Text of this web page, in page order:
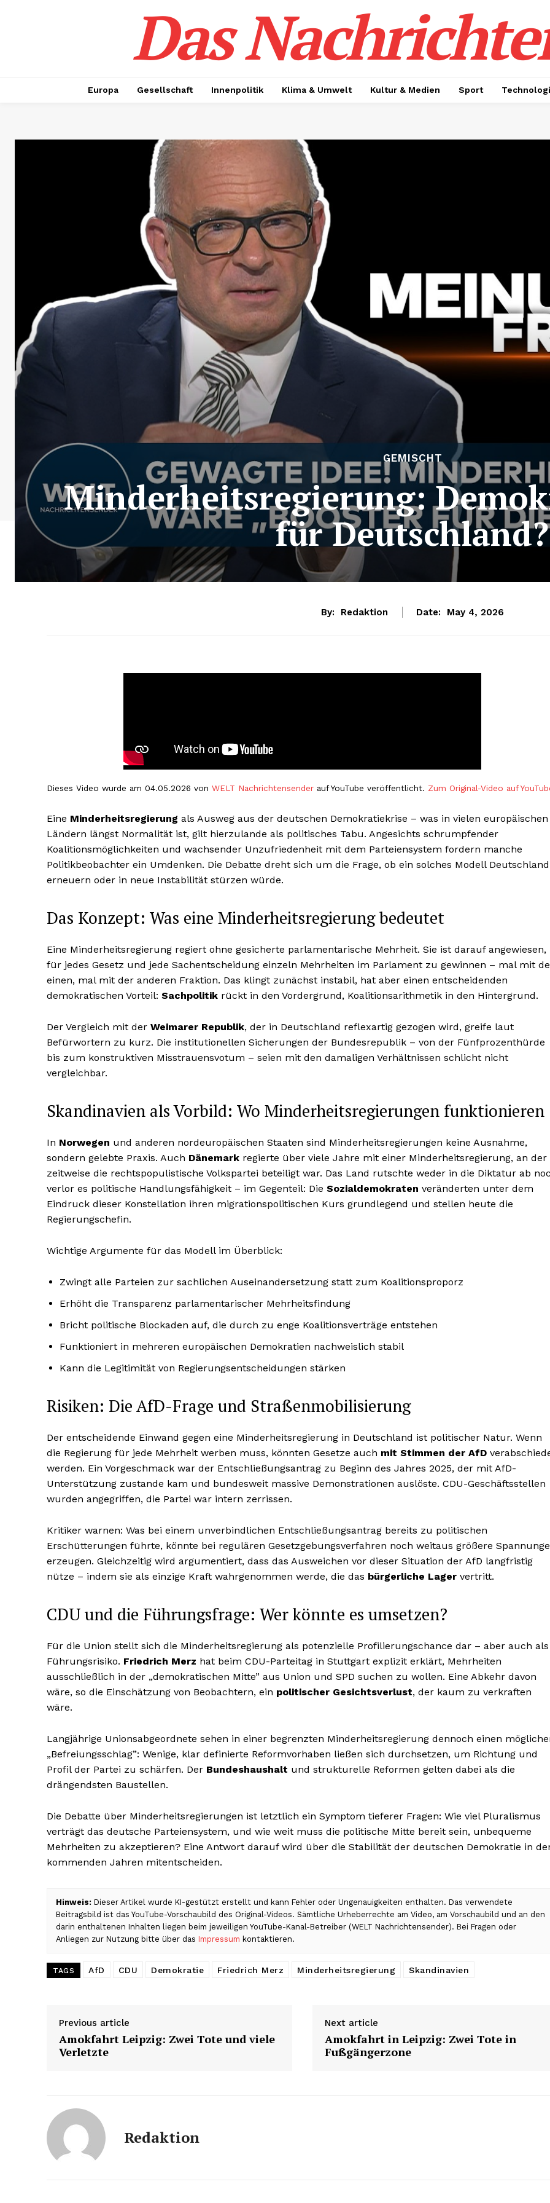
Das
Europa Gesellschaft Innenpolitik Klima & Umwelt Kultur & Medien Sport
GEMISCHT
Minderheitsregierung:
für Deutschland?
By: Redaktion Date: May 4, 2026
Dieses Video wurde am 04.05.2026 von WELT Nachrichtensender auf YouTube veröffentlicht. Zum Original-Video auf
Eine Minderheitsregierung als Ausweg aus der deutschen Demokratiekrise – was in vielen europäischen
Ländern längst Normalität ist, gilt hierzulande als politisches Tabu. Angesichts schrumpfender
Koalitionsmöglichkeiten und wachsender Unzufriedenheit mit dem Parteiensystem fordern manche
Politikbeobachter ein Umdenken. Die Debatte dreht sich um die Frage, ob ein solches Modell Deutschland
erneuern oder in neue Instabilität stürzen würde.
Das Konzept: Was eine Minderheitsregierung bedeutet
Eine Minderheitsregierung regiert ohne gesicherte parlamentarische Mehrheit. Sie ist darauf angewiesen,
für jedes Gesetz und jede Sachentscheidung einzeln Mehrheiten im Parlament zu gewinnen – mal mit
einen, mal mit der anderen Fraktion. Das klingt zunächst instabil, hat aber einen entscheidenden
demokratischen Vorteil: Sachpolitik rückt in den Vordergrund, Koalitionsarithmetik in den Hintergrund.
Der Vergleich mit der Weimarer Republik, der in Deutschland reflexartig gezogen wird, greife laut
Befürwortern zu kurz. Die institutionellen Sicherungen der Bundesrepublik – von der Fünfprozenthürde
bis zum konstruktiven Misstrauensvotum – seien mit den damaligen Verhältnissen schlicht nicht
vergleichbar.
Skandinavien als Vorbild: Wo Minderheitsregierungen funktionieren
In Norwegen und anderen nordeuropäischen Staaten sind Minderheitsregierungen keine Ausnahme,
sondern gelebte Praxis. Auch Dänemark regierte über viele Jahre mit einer Minderheitsregierung, an der
zeitweise die rechtspopulistische Volkspartei beteiligt war. Das Land rutschte weder in die Diktatur ab
verlor es politische Handlungsfähigkeit – im Gegenteil: Die Sozialdemokraten veränderten unter dem
Eindruck dieser Konstellation ihren migrationspolitischen Kurs grundlegend und stellen heute die
Regierungschefin.
Wichtige Argumente für das Modell im Überblick:
Zwingt alle Parteien zur sachlichen Auseinandersetzung statt zum Koalitionsproporz
Erhöht die Transparenz parlamentarischer Mehrheitsfindung
Bricht politische Blockaden auf, die durch zu enge Koalitionsverträge entstehen
Funktioniert in mehreren europäischen Demokratien nachweislich stabil
Kann die Legitimität von Regierungsentscheidungen stärken
Risiken: Die AfD-Frage und Straßenmobilisierung
Der entscheidende Einwand gegen eine Minderheitsregierung in Deutschland ist politischer Natur. Wenn
die Regierung für jede Mehrheit werben muss, könnten Gesetze auch mit Stimmen der AfD
werden. Ein Vorgeschmack war der Entschließungsantrag zu Beginn des Jahres 2025, der mit AfD-
Unterstützung zustande kam und bundesweit massive Demonstrationen auslöste. CDU-Geschäftsstellen
wurden angegriffen, die Partei war intern zerrissen.
Kritiker warnen: Was bei einem unverbindlichen Entschließungsantrag bereits zu politischen
Erschütterungen führte, könnte bei regulären Gesetzgebungsverfahren noch weitaus größere
erzeugen. Gleichzeitig wird argumentiert, dass das Ausweichen vor dieser Situation der AfD langfristig
nütze – indem sie als einzige Kraft wahrgenommen werde, die das bürgerliche Lager vertritt.
CDU und die Führungsfrage: Wer könnte es umsetzen?
Für die Union stellt sich die Minderheitsregierung als potenzielle Profilierungschance dar – aber auch als
Führungsrisiko. Friedrich Merz hat beim CDU-Parteitag in Stuttgart explizit erklärt, Mehrheiten
ausschließlich in der „demokratischen Mitte” aus Union und SPD suchen zu wollen. Eine Abkehr davon
wäre, so die Einschätzung von Beobachtern, ein politischer Gesichtsverlust, der kaum zu verkraften
wäre.
Langjährige Unionsabgeordnete sehen in einer begrenzten Minderheitsregierung dennoch einen
„Befreiungsschlag”: Wenige, klar definierte Reformvorhaben ließen sich durchsetzen, um Richtung und
Profil der Partei zu schärfen. Der Bundeshaushalt und strukturelle Reformen gelten dabei als die
drängendsten Baustellen.
Die Debatte über Minderheitsregierungen ist letztlich ein Symptom tieferer Fragen: Wie viel Pluralismus
verträgt das deutsche Parteiensystem, und wie weit muss die politische Mitte bereit sein, unbequeme
Mehrheiten zu akzeptieren? Eine Antwort darauf wird über die Stabilität der deutschen Demokratie in
kommenden Jahren mitentscheiden.
Hinweis: Dieser Artikel wurde KI-gestützt erstellt und kann Fehler oder Ungenauigkeiten enthalten. Das verwendete
Beitragsbild ist das YouTube-Vorschaubild des Original-Videos. Sämtliche Urheberrechte am Video, am Vorschaubild und an den
darin enthaltenen Inhalten liegen beim jeweiligen YouTube-Kanal-Betreiber (WELT Nachrichtensender). Bei Fragen oder
Anliegen zur Nutzung bitte über das Impressum kontaktieren.
TAGS AfD CDU Demokratie Friedrich Merz Minderheitsregierung Skandinavien
Previous article
Amokfahrt Leipzig: Zwei Tote und viele
Verletzte
Next article
Amokfahrt in Leipzig: Zwei Tote in
Fußgängerzone
Redaktion